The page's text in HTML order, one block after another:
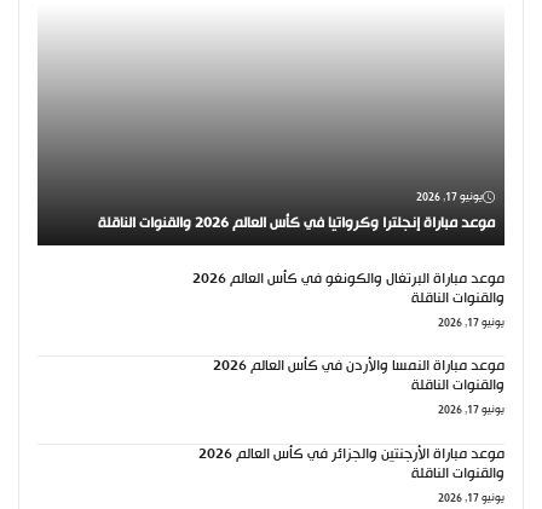
يونيو 17, 2026
موعد مباراة إنجلترا وكرواتيا في كأس العالم 2026 والقنوات الناقلة
موعد مباراة البرتغال والكونغو في كأس العالم 2026
والقنوات الناقلة
يونيو 17, 2026
موعد مباراة النمسا والأردن في كأس العالم 2026
والقنوات الناقلة
يونيو 17, 2026
موعد مباراة الأرجنتين والجزائر في كأس العالم 2026
والقنوات الناقلة
يونيو 17, 2026